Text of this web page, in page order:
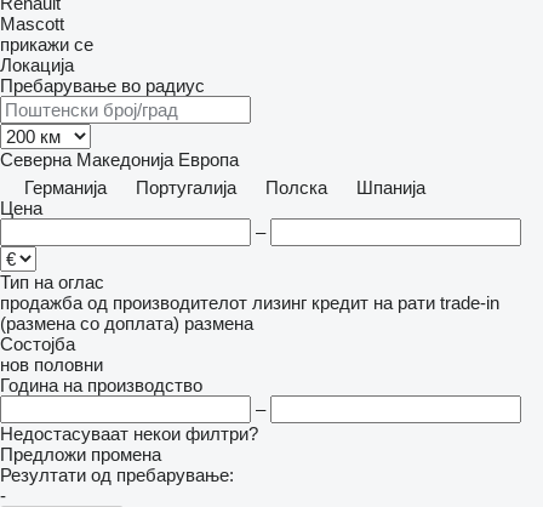
Mascott
прикажи се
Локација
Пребарување во радиус
Северна Македонија Европа
Германија
Португалија Полска
Шпанија
Цена
–
Тип на оглас
продажба од производителот лизинг кредит на рати trade-in
(размена со доплата) размена
Состојба
нов половни
Година на производство
–
Недостасуваат некои филтри?
Предложи промена
Резултати од пребарување:
-